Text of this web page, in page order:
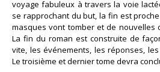
voyage fabuleux à travers la voie
se rapprochant du but, la fin est
masques vont tomber et de
La fin du roman est construite de
vite, les événements, les réponses,
Le troisième et dernier tome devra